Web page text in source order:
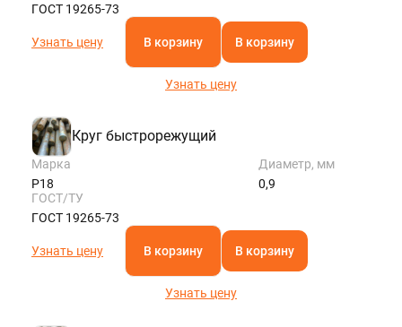
ГОСТ 19265-73
Узнать цену В корзину В корзину
Узнать цену
Круг быстрорежущий
Марка
Р18
Диаметр, мм
0,9
ГОСТ/ТУ
ГОСТ 19265-73
Узнать цену В корзину В корзину
Узнать цену